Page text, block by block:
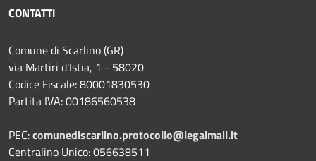
CONTATTI
Comune di Scarlino (GR)
via Martiri d'Istia, 1 - 58020
Codice Fiscale: 80001830530
Partita IVA: 00186560538
PEC:comunediscarlino.protocollo@legalmail.it
Centralino Unico: 056638511